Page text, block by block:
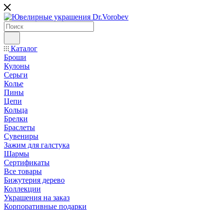
Каталог
Броши
Кулоны
Серьги
Колье
Пины
Цепи
Кольца
Брелки
Браслеты
Сувениры
Зажим для галстука
Шармы
Сертификаты
Все товары
Бижутерия дерево
Коллекции
Украшения на заказ
Корпоративные подарки